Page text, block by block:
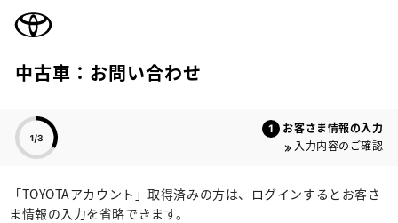
中古車：お問い合わせ
お客さま情報の入力
入力内容のご確認
「TOYOTAアカウント」取得済みの方は、ログインするとお客さ
ま情報の入力を省略できます。